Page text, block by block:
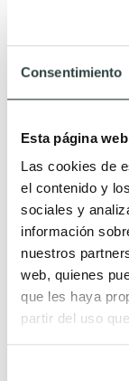
Consentimiento
Esta página
Las cookies de
el contenido y
sociales y
información
nuestros
web, quienes
que les haya
partir del uso
Oferta
Conjunto
baño
Bruntec
Suspendido con
cierre